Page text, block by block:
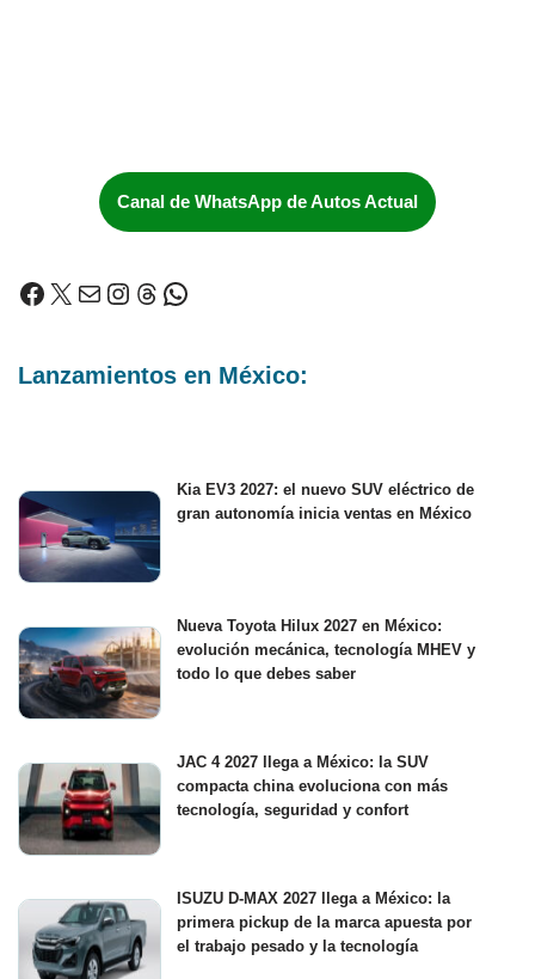
Canal de WhatsApp de Autos Actual
Lanzamientos en México:
Kia EV3 2027: el nuevo SUV eléctrico de
gran autonomía inicia ventas en México
Nueva Toyota Hilux 2027 en México:
evolución mecánica, tecnología MHEV y
todo lo que debes saber
JAC 4 2027 llega a México: la SUV
compacta china evoluciona con más
tecnología, seguridad y confort
ISUZU D-MAX 2027 llega a México: la
primera pickup de la marca apuesta por
el trabajo pesado y la tecnología